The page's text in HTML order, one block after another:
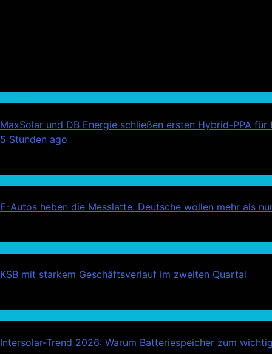
MaxSolar und DB Energie schließen ersten Hybrid-PPA
5 Stunden ago
E-Autos heben die Messlatte: Deutsche wollen mehr als
KSB mit starkem Geschäftsverlauf im zweiten Quartal
Intersolar-Trend 2026: Warum Batteriespeicher zum